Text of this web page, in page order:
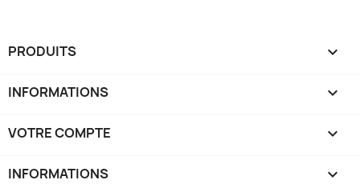
PRODUITS 
INFORMATIONS 
VOTRE COMPTE 
INFORMATIONS keyboard_arrow_down